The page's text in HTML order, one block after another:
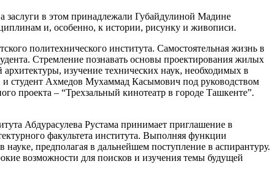
заслуги в этом принадлежали Губайдулиной Мадине
и, особенно, к истории, рисунку и живописи.
политехнического института. Самостоятельная жизнь в
Стремление познавать основы проектирования жилых
изучение технических наук, необходимых в
и студент Ахмедов Мухаммад Касымович под руководством
проекта – “Трехзальный кинотеатр в городе Ташкенте”.
Абдурасулева Рустама принимает приглашение в
факультета института. Выполняя функции
предполагая в дальнейшем поступление в аспирантуру.
возможности для поисков и изучения темы будущей